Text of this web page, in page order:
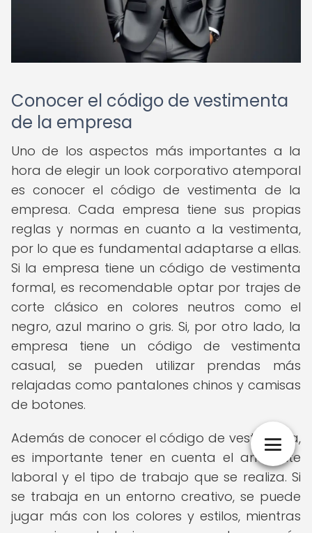
Conocer el código de vestimenta
de la empresa
Uno de los aspectos más importantes a la
hora de elegir un look corporativo atemporal
es conocer el código de vestimenta de la
empresa. Cada empresa tiene sus propias
reglas y normas en cuanto a la vestimenta,
por lo que es fundamental adaptarse a ellas.
Si la empresa tiene un código de vestimenta
formal, es recomendable optar por trajes de
corte clásico en colores neutros como el
negro, azul marino o gris. Si, por otro lado, la
empresa tiene un código de vestimenta
casual, se pueden utilizar prendas más
relajadas como pantalones chinos y camisas
de botones.
Además de conocer el código de vestimenta,
es importante tener en cuenta el ambiente
laboral y el tipo de trabajo que se realiza. Si
se trabaja en un entorno creativo, se puede
jugar más con los colores y estilos, mientras